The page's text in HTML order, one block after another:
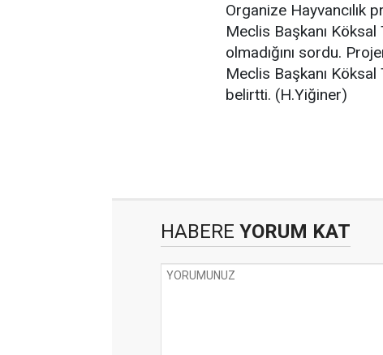
Organize Hayvancılık
Meclis Başkanı
olmadığını sordu.
Meclis Başkanı
belirtti. (H.Yiğiner)
HABERE YORUM KAT